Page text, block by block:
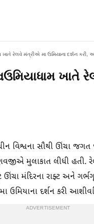
ખાતે રેલવે મંત્રીએ મા ઉમિયાના દર્શન કરી,
ખાતે
વિશ્વના સૌથી ઊંચા જગત
મુલાકાત લીધી હતી.
ઊંચા મંદિરના રાફ્ટ અને
દર્શન કરી આશીર્વાદ
ADVERTISEMENT